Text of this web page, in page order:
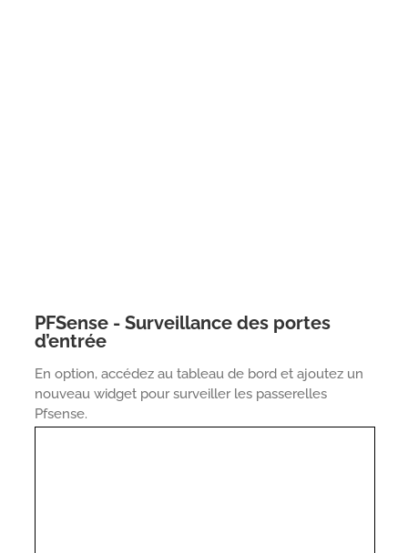
PFSense - Surveillance des portes
d’entrée
En option, accédez au tableau de bord et ajoutez un
nouveau widget pour surveiller les passerelles
Pfsense.